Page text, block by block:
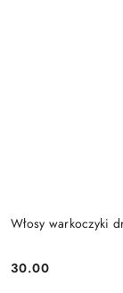
Włosy warkoczyki
Cena:
30.00